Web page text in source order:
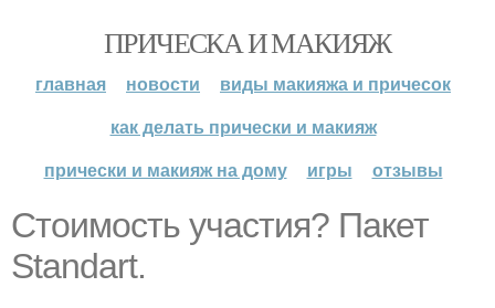
ПРИЧЕСКА И МАКИЯЖ
главная новости
виды макияжа и причесок
как делать прически и макияж
прически и макияж на дому
игры отзывы
Стоимость участия? Пакет
Standart.